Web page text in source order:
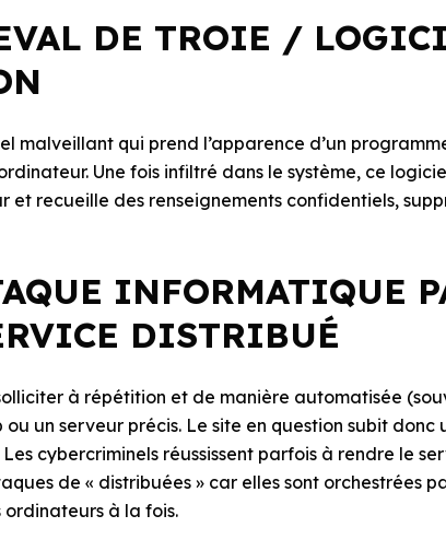
DE TROIE /
malveillant qui prend l’apparence d’un
Une fois infiltré dans le système, ce
et recueille des renseignements confidentiels,
INFORMATIQUE
DISTRIBUÉ
à répétition et de manière automatisée
ou un serveur précis. Le site en question subit donc
cybercriminels réussissent parfois à rendre le
de « distribuées » car elles sont orchestrées
à la fois.